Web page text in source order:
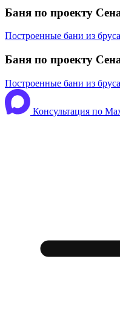
Баня по проекту
Построенные бани из бруса
Баня по проекту
Построенные бани из бруса
Консультация по